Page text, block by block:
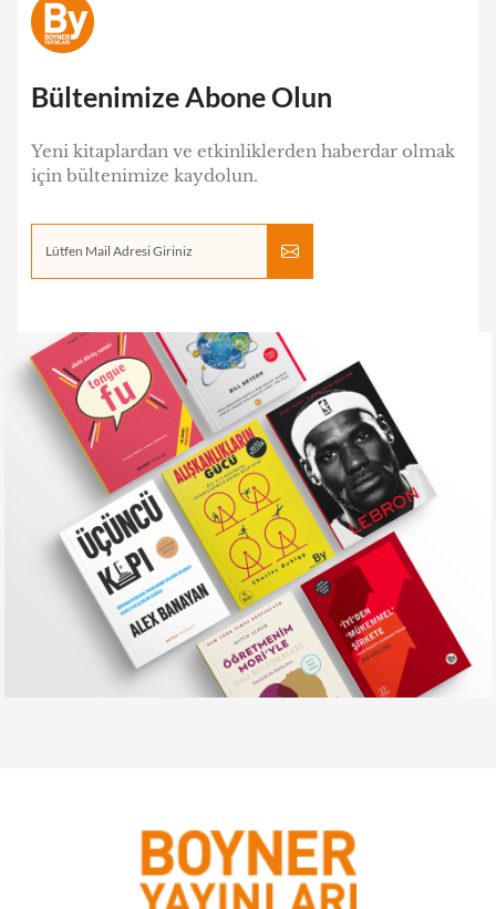
Bültenimize Abone Olun
Yeni kitaplardan ve etkinliklerden haberdar olmak
için bültenimize kaydolun.